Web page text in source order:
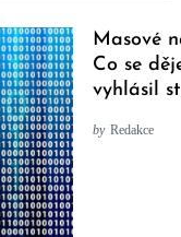
Masové
Co se
vyhlásil
by Redakce